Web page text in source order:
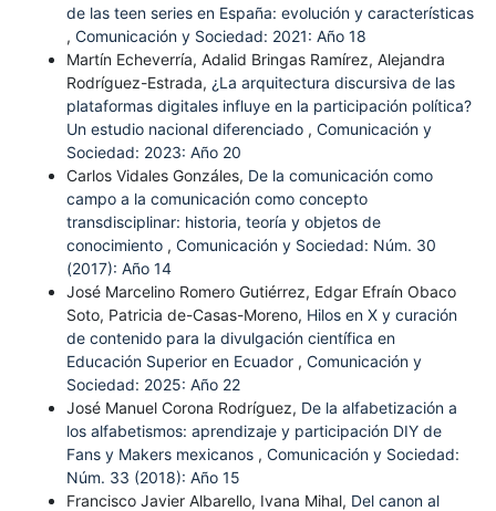
de las teen series en España: evolución y características
, Comunicación y Sociedad: 2021: Año 18
Martín Echeverría, Adalid Bringas Ramírez, Alejandra
Rodríguez-Estrada, ¿La arquitectura discursiva de las
plataformas digitales influye en la participación política?
Un estudio nacional diferenciado , Comunicación y
Sociedad: 2023: Año 20
Carlos Vidales Gonzáles, De la comunicación como
campo a la comunicación como concepto
transdisciplinar: historia, teoría y objetos de
conocimiento , Comunicación y Sociedad: Núm. 30
(2017): Año 14
José Marcelino Romero Gutiérrez, Edgar Efraín Obaco
Soto, Patricia de-Casas-Moreno, Hilos en X y curación
de contenido para la divulgación científica en
Educación Superior en Ecuador , Comunicación y
Sociedad: 2025: Año 22
José Manuel Corona Rodríguez, De la alfabetización a
los alfabetismos: aprendizaje y participación DIY de
Fans y Makers mexicanos , Comunicación y Sociedad:
Núm. 33 (2018): Año 15
Francisco Javier Albarello, Ivana Mihal, Del canon al